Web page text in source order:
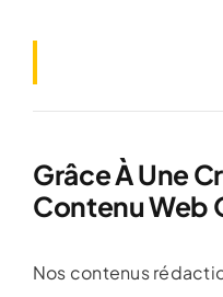
Grâce À Une
Contenu Web
Nos contenus